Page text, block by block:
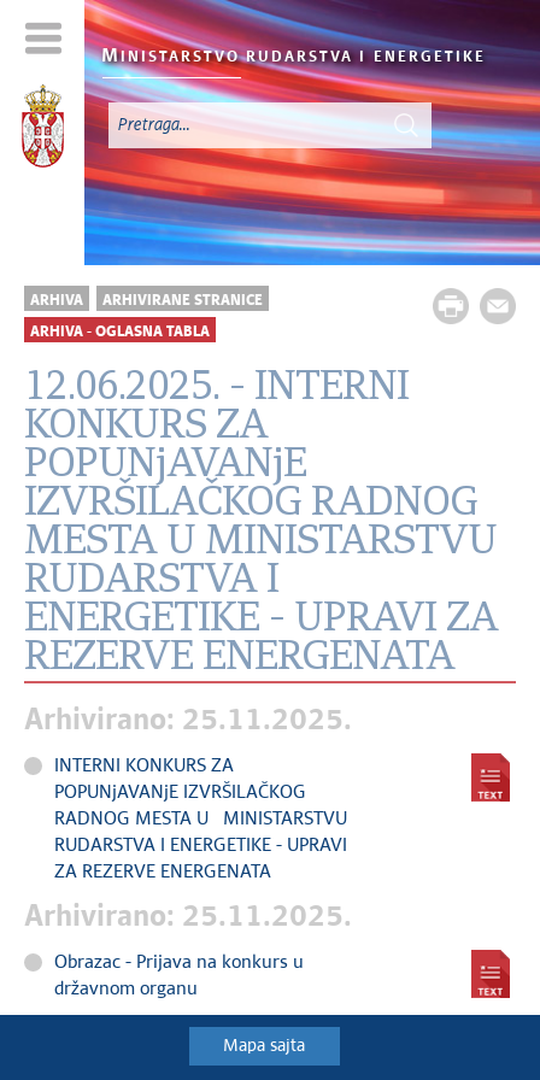
MINISTARSTVO RUDARSTVA I ENERGETIKE
ARHIVA ARHIVIRANE STRANICE
ARHIVA - OGLASNA TABLA
12.06.2025. - INTERNI
KONKURS ZA
POPUNjAVANjE
IZVRŠILAČKOG RADNOG
MESTA U MINISTARSTVU
RUDARSTVA I
ENERGETIKE - UPRAVI ZA
REZERVE ENERGENATA
Arhivirano: 25.11.2025.
INTERNI KONKURS ZA
POPUNjAVANjE IZVRŠILAČKOG
RADNOG MESTA U MINISTARSTVU
RUDARSTVA I ENERGETIKE - UPRAVI
ZA REZERVE ENERGENATA
Arhivirano: 25.11.2025.
Obrazac - Prijava na konkurs u
državnom organu
Mapa sajta